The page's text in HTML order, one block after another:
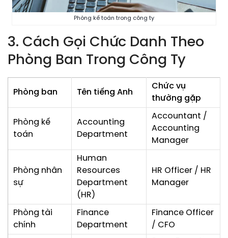
Phòng kế toán trong công ty
3. Cách Gọi Chức Danh Theo
Phòng Ban Trong Công Ty
Phòng ban Tên tiếng Anh
Chức vụ
thường gặp
Phòng kế
toán
Accounting
Department
Accountant /
Accounting
Manager
Phòng nhân
sự
Human
Resources
Department
(HR)
HR Officer / HR
Manager
Phòng tài
chính
Finance
Department
Finance Officer
/ CFO